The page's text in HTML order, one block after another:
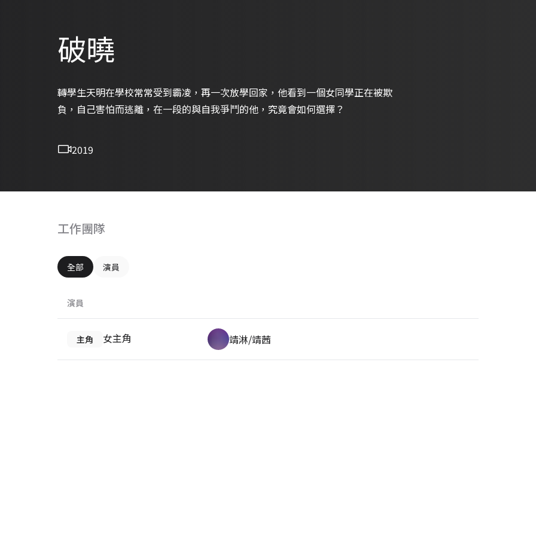
破曉
轉學生天明在學校常常受到霸凌，再一次放學回家，他看到一個女同學正在被欺
負，自己害怕而逃離，在一段的與自我爭鬥的他，究竟會如何選擇？
2019
工作團隊
全部 演員
演員
主角 女主角 靖淋/靖茜